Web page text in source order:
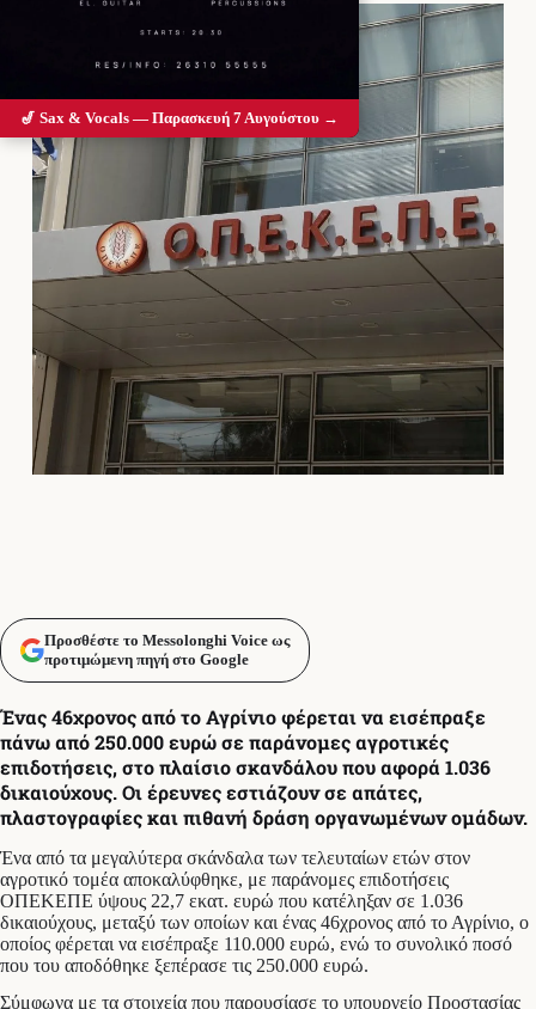
Προσθέστε το Messolonghi Voice ως
προτιμώμενη πηγή στο Google
Ένας 46χρονος από το Αγρίνιο φέρεται να εισέπραξε
πάνω από 250.000 ευρώ σε παράνομες αγροτικές
επιδοτήσεις, στο πλαίσιο σκανδάλου που αφορά 1.036
δικαιούχους. Οι έρευνες εστιάζουν σε απάτες,
πλαστογραφίες και πιθανή δράση οργανωμένων ομάδων.
Ένα από τα μεγαλύτερα σκάνδαλα των τελευταίων ετών στον
αγροτικό τομέα αποκαλύφθηκε, με παράνομες επιδοτήσεις
ΟΠΕΚΕΠΕ ύψους 22,7 εκατ. ευρώ που κατέληξαν σε 1.036
δικαιούχους, μεταξύ των οποίων και ένας 46χρονος από το Αγρίνιο, ο
οποίος φέρεται να εισέπραξε 110.000 ευρώ, ενώ το συνολικό ποσό
που του αποδόθηκε ξεπέρασε τις 250.000 ευρώ.
Σύμφωνα με τα στοιχεία που παρουσίασε το υπουργείο Προστασίας
🎷 Sax & Vocals — Παρασκευή 7 Αυγούστου →